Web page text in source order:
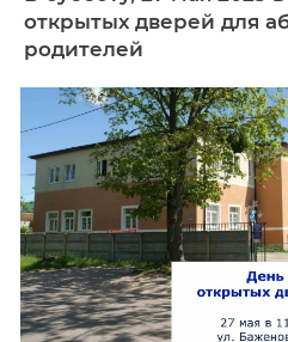
День открытых
колледжа управления
16 июня 2023
В субботу, 27 мая
открытых дверей